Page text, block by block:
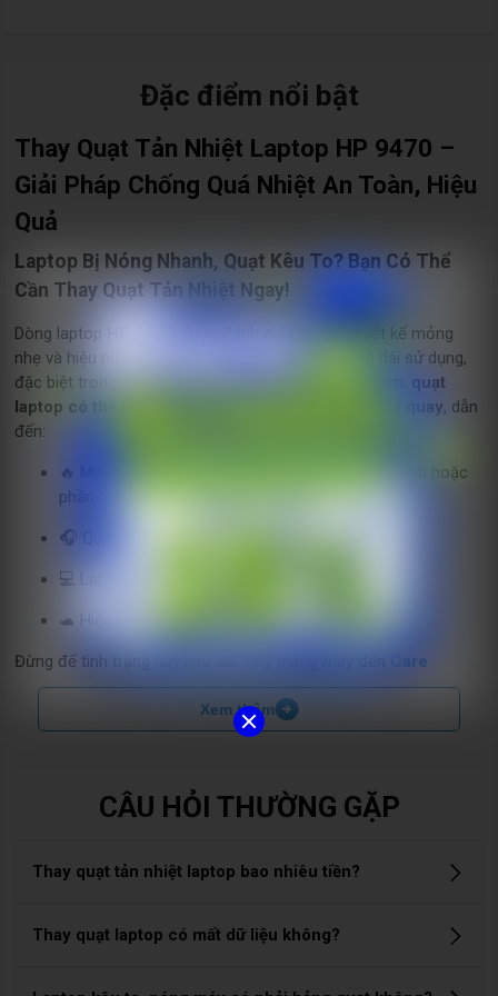
Đặc điểm nổi bật
Thay Quạt Tản Nhiệt Laptop HP 9470 –
Giải Pháp Chống Quá Nhiệt An Toàn, Hiệu
Quả
Laptop Bị Nóng Nhanh, Quạt Kêu To? Bạn Có Thể
Cần Thay Quạt Tản Nhiệt Ngay!
Dòng laptop
được đánh giá cao nhờ thiết kế mỏng
nhẹ và hiệu năng ổn định. Tuy nhiên, sau thời gian dài sử dụng,
đặc biệt trong môi trường bụi bẩn hoặc tản nhiệt kém,
quạt
laptop có thể hư hỏng, hoạt động yếu hoặc ngừng quay, dẫn
đến:
🔥 Máy nóng bất thường, đặc biệt khi mở nhiều tab hoặc
phần mềm
🎧 Quạt phát ra tiếng kêu to, ồn, rung mạnh
💻 Laptop tự tắt sau vài phút sử dụng
🐢 Hiệu suất giảm, máy chạy chậm, giật, lag
Đừng để tình trạng này kéo dài. Hãy mang máy đến
Care
Center để được thay quạt tản nhiệt Laptop HP chính hãng
xử lý triệt để lỗi tản nhiệt và kéo dài tuổi thọ linh kiện bên trong.
Xem thêm
CÂU HỎI THƯỜNG GẶP
Thay quạt tản nhiệt laptop bao nhiêu tiền?
Chi phí thay quạt tản nhiệt laptop dao động từ 500.000đ –
Thay quạt laptop có mất dữ liệu không?
Không. Quạt tản nhiệt là linh kiện phần cứng độc lập, không